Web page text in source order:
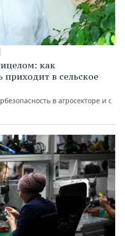
как
приходит в сельское
в агросекторе и с